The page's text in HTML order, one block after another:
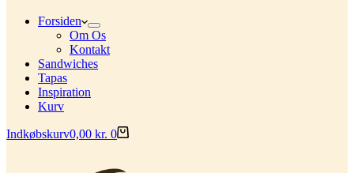
Forsiden
Om Os
Kontakt
Sandwiches
Tapas
Inspiration
Kurv
Indkøbskurv0,00 kr. 0